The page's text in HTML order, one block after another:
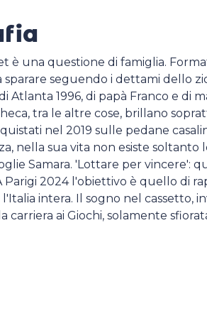
è una questione di famiglia.
sparare seguendo i dettami dello
Atlanta 1996, di papà Franco e di
tra le altre cose, brillano
nel 2019 sulle pedane
nella sua vita non esiste soltanto
Samara. 'Lottare per vincere':
Parigi 2024 l'obiettivo è quello di
intera. Il sogno nel cassetto,
carriera ai Giochi, solamente